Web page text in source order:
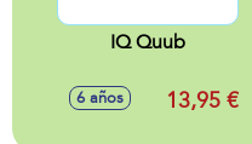
IQ Quub
6 años 13,95 €